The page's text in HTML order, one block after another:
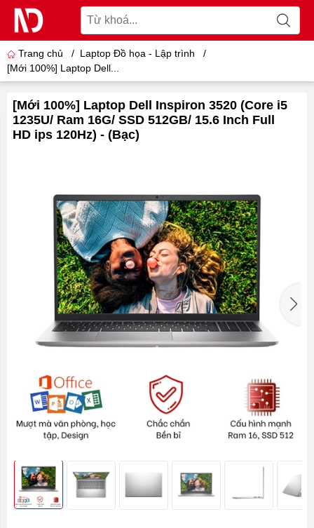
Trang chủ / Laptop Đồ họa - Lập trình
/
[Mới 100%] Laptop Dell...
[Mới 100%] Laptop Dell Inspiron 3520 (Core i5
1235U/ Ram 16G/ SSD 512GB/ 15.6 Inch Full
HD ips 120Hz) - (Bạc)